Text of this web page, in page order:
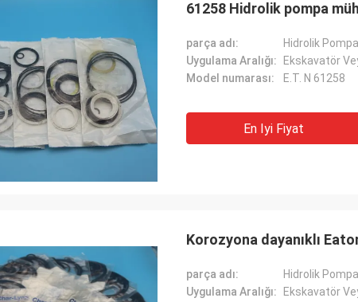
61258 Hidrolik pompa
parça adı:
Hidrolik
Uygulama Aralığı:
Ekskavatör
Model numarası:
E.T. N 61258
En Iyi Fiyat
Korozyona dayanıklı
parça adı:
Hidrolik
Uygulama Aralığı:
Ekskavatör